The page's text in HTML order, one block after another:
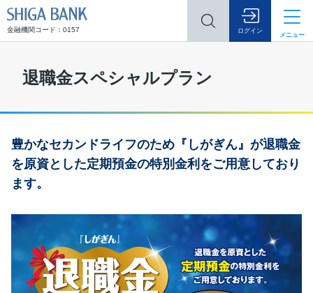
金融機関コード：0157 ログイン
メニュー
退職金スペシャルプラン
豊かなセカンドライフのため 『しがぎん』が退職金
を原資とした定期預金の特別金利をご用意しており
ます。